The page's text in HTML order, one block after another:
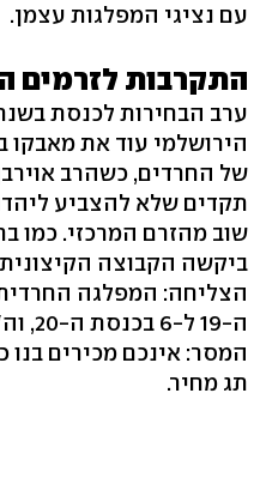
עם נציגי המפלגות עצמן.
התקרבות לזרמים
הירושלמי עוד את מאבקו
של החרדים, כשהרב
תקדים שלא להצביע
שוב מהזרם המרכזי. כמו
ביקשה הקבוצה
ה-19
המסר: אינכם מכירים בנו
תג מחיר.